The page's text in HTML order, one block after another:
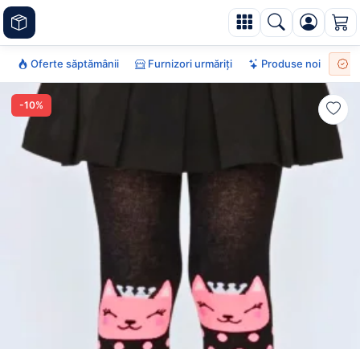
Oferte săptămânii Furnizori urmăriți Produse noi
-10%